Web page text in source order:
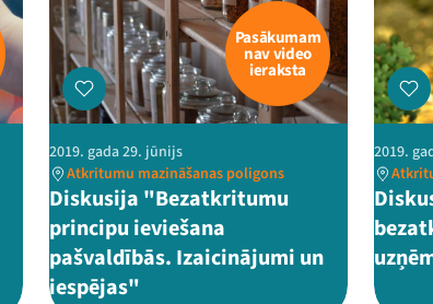
Pasākumam
nav video
ieraksta
2019. gada 29. jūnijs
Atkritumu mazināšanas poligons
Diskusija "Bezatkritumu
principu ieviešana
pašvaldībās. Izaicinājumi un
iespējas"
2019.